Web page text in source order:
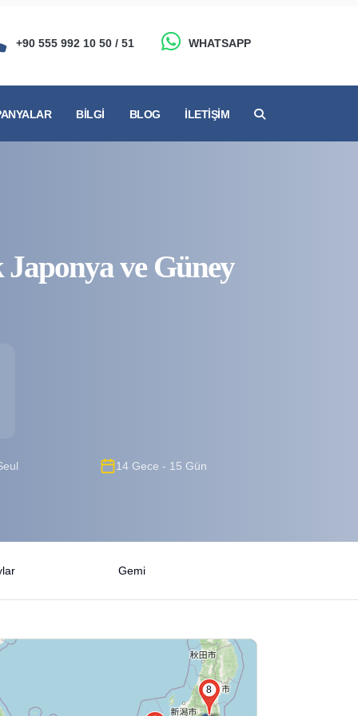
+90 555 992 10 50 / 51 WHATSAPP
BILGI BLOG İLETIŞIM
ve Güney
14 Gece - 15 Gün
Gemi
8